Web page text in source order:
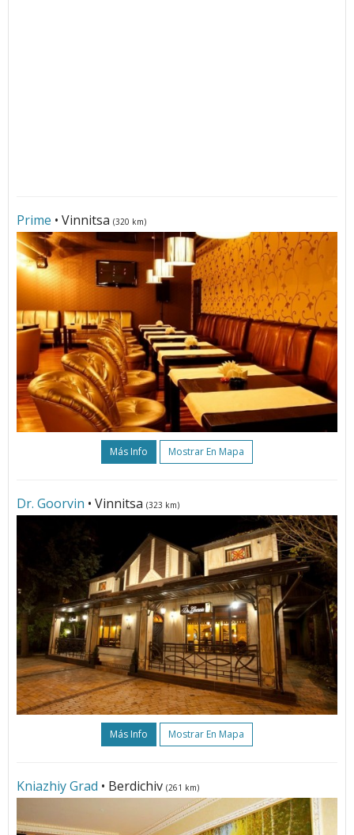
Prime • Vinnitsa (320 km)
Más Info Mostrar En Mapa
Dr. Goorvin • Vinnitsa (323 km)
Más Info Mostrar En Mapa
Kniazhiy Grad • Berdichiv (261 km)